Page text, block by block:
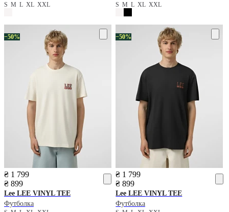
S M L XL XXL SMLXLXXL
−50%
₴ 1 799
₴ 899
Lee LEE VINYL TEE
Футболка
−50%
₴ 1 799
₴ 899
Lee LEE VINYL TEE
Футболка